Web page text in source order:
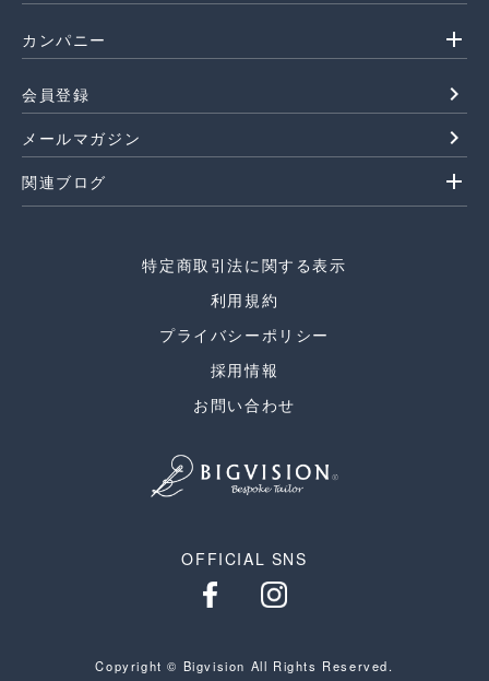
カンパニー add
会員登録 navigate_next
メールマガジン navigate_next
関連ブログ add
特定商取引法に関する表示
利用規約
プライバシーポリシー
採用情報
お問い合わせ
OFFICIAL SNS
Copyright © Bigvision All Rights Reserved.